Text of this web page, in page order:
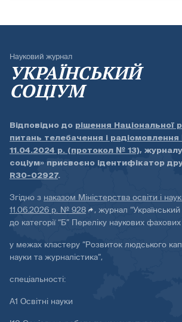
Науковий журнал
УКРАЇНСЬКИЙ
СОЦІУМ
Відповідно до рішення Національної
питань телебачення і радіомовлення
11.04.2024 р. (протокол № 13),
соціум» присвоєно ідентифікатор
R30-02927.
Згідно з наказом Міністерства освіти і
11.06.2026 р. № 928
, журнал
до категорії “Б” Переліку наукових
у межах кластеру “Розвиток людського
науки та журналістика”,
спеціальності:
А1 Освітні науки